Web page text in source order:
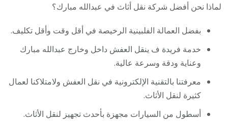
لماذا نحن أفضل شركة نقل أثاث في عبدالله مبارك؟
بفضل العمالة الفلبينية الرخيصة في أقل وقت وأقل تكليف.
خدمة فريدة ف ينقل العفش داخل وخارج عبدالله مبارك
وعناية ودقة وسرعة عالية.
معرفتنا بالتقنية الإلكترونية في نقل العفش ولامتلاكنا لعمال
كثيرة لنقل الأثاث.
أسطول من السيارات مجهزة بأحدث تجهيز لنقل الأثاث.